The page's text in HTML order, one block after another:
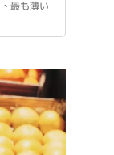
最も薄い